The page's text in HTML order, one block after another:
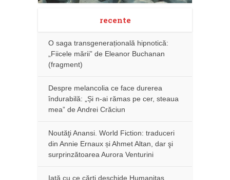
recente
O saga transgenerațională hipnotică:
„Fiicele mării” de Eleanor Buchanan
(fragment)
Despre melancolia ce face durerea
îndurabilă: „Și n-ai rămas pe cer, steaua
mea” de Andrei Crăciun
Noutăţi Anansi. World Fiction: traduceri
din Annie Ernaux și Ahmet Altan, dar şi
surprinzătoarea Aurora Venturini
Iată cu ce cărţi deschide Humanitas